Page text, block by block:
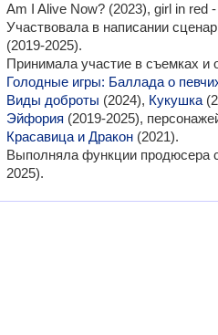
Am I Alive Now? (2023), girl in red
Участвовала в написании
(2019-2025).
Принимала участие в съемках и
Голодные игры: Баллада о
Виды доброты (2024), Кукушка
Эйфория (2019-2025),
Красавица и Дракон (2021).
Выполняла функции продюсера
2025).